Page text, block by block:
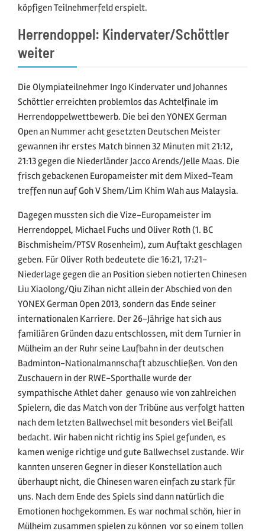
köpfigen Teilnehmerfeld erspielt.
Herrendoppel: Kindervater/Schöttler
weiter
Die Olympiateilnehmer Ingo Kindervater und Johannes
Schöttler erreichten problemlos das Achtelfinale im
Herrendoppelwettbewerb. Die bei den YONEX German
Open an Nummer acht gesetzten Deutschen Meister
gewannen ihr erstes Match binnen 32 Minuten mit 21:12,
21:13 gegen die Niederländer Jacco Arends/Jelle Maas. Die
frisch gebackenen Europameister mit dem Mixed-Team
treffen nun auf Goh V Shem/Lim Khim Wah aus Malaysia.
Dagegen mussten sich die Vize-Europameister im
Herrendoppel, Michael Fuchs und Oliver Roth (1. BC
Bischmisheim/PTSV Rosenheim), zum Auftakt geschlagen
geben. Für Oliver Roth bedeutete die 16:21, 17:21-
Niederlage gegen die an Position sieben notierten Chinesen
Liu Xiaolong/Qiu Zihan nicht allein der Abschied von den
YONEX German Open 2013, sondern das Ende seiner
internationalen Karriere. Der 26-Jährige hat sich aus
familiären Gründen dazu entschlossen, mit dem Turnier in
Mülheim an der Ruhr seine Laufbahn in der deutschen
Badminton-Nationalmannschaft abzuschließen. Von den
Zuschauern in der RWE-Sporthalle wurde der
sympathische Athlet daher  genauso wie von zahlreichen
Spielern, die das Match von der Tribüne aus verfolgt hatten 
nach dem letzten Ballwechsel mit besonders viel Beifall
bedacht. Wir haben nicht richtig ins Spiel gefunden, es
kamen wenige richtige und gute Ballwechsel zustande. Wir
kannten unseren Gegner in dieser Konstellation auch
überhaupt nicht, die Chinesen waren einfach zu stark für
uns. Nach dem Ende des Spiels sind dann natürlich die
Emotionen hochgekommen. Es war nochmal schön, hier in
Mülheim zusammen spielen zu können  vor so einem tollen